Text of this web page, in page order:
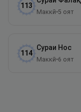
113
Маккӣ•5 оят
114
Сураи Нос
Маккӣ•6 оят